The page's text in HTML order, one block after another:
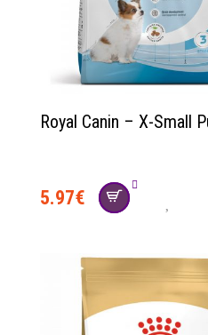
Royal Canin – X-Small
5.97€